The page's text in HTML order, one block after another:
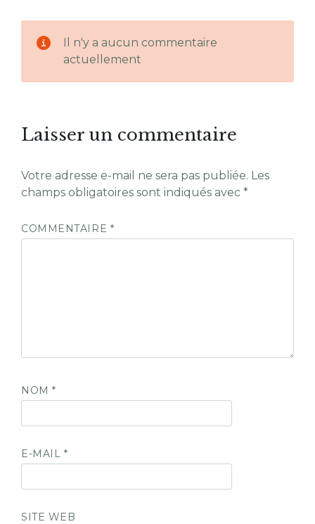
Il n'y a aucun commentaire
actuellement
Laisser un commentaire
Votre adresse e-mail ne sera pas publiée. Les
champs obligatoires sont indiqués avec *
COMMENTAIRE *
NOM*
E-MAIL *
SITE WEB